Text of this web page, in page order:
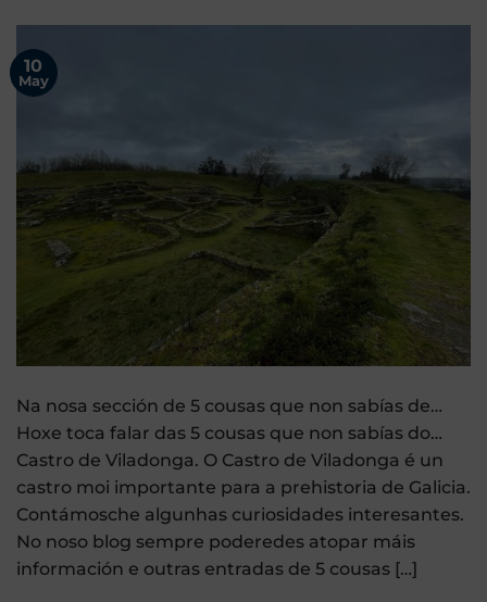
10
May
Na nosa sección de 5 cousas que non sabías de…
Hoxe toca falar das 5 cousas que non sabías do…
Castro de Viladonga. O Castro de Viladonga é un
castro moi importante para a prehistoria de Galicia.
Contámosche algunhas curiosidades interesantes.
No noso blog sempre poderedes atopar máis
información e outras entradas de 5 cousas […]